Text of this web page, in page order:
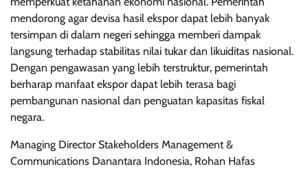
mendorong agar devisa hasil ekspor dapat lebih banyak
tersimpan di dalam negeri sehingga memberi dampak
langsung terhadap stabilitas nilai tukar dan likuiditas nasional.
Dengan pengawasan yang lebih terstruktur, pemerintah
berharap manfaat ekspor dapat lebih terasa bagi
pembangunan nasional dan penguatan kapasitas fiskal
negara.
Managing Director Stakeholders Management &
Communications Danantara Indonesia, Rohan Hafas